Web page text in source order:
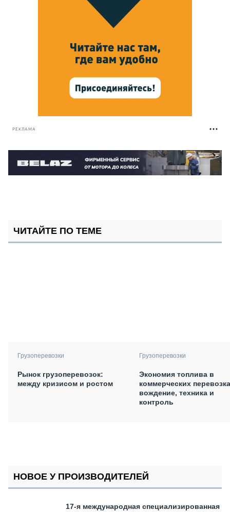
РЕКЛАМА
ЧИТАЙТЕ ПО ТЕМЕ
Грузоперевозки
Рынок грузоперевозок:
между кризисом и ростом
Грузоперевозки
Экономия топлива в
коммерческих
вождение, техника и
контроль
НОВОЕ У ПРОИЗВОДИТЕЛЕЙ
17-я международная специализированная